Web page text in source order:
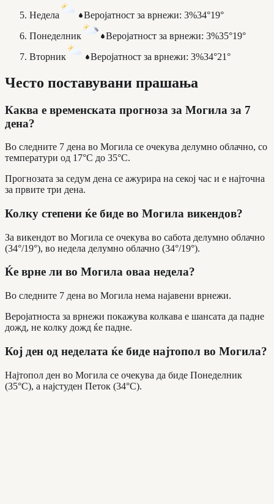
Недела
Веројатност за врнежи: 3%34°19°
Понеделник
Веројатност за врнежи: 3%35°19°
Вторник
Веројатност за врнежи: 3%34°21°
Често поставувани прашања
Каква е временската прогноза за Могила за 7
дена?
Во следните 7 дена во Могила се очекува делумно облачно, со
температури од 17°C до 35°C.
Прогнозата за седум дена се ажурира на секој час и е најточна
за првите три дена.
Колку степени ќе биде во Могила викендов?
За викендот во Могила се очекува во сабота делумно облачно
(34°/19°), во недела делумно облачно (34°/19°).
Ќе врне ли во Могила оваа недела?
Во следните 7 дена во Могила нема најавени врнежи.
Веројатноста за врнежи покажува колкава е шансата да падне
дожд, не колку дожд ќе падне.
Кој ден од неделата ќе биде најтопол во Могила?
Најтопол ден во Могила се очекува да биде Понеделник
(35°C), а најстуден Петок (34°C).